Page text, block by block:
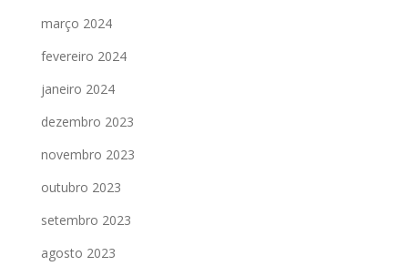
março 2024
fevereiro 2024
janeiro 2024
dezembro 2023
novembro 2023
outubro 2023
setembro 2023
agosto 2023